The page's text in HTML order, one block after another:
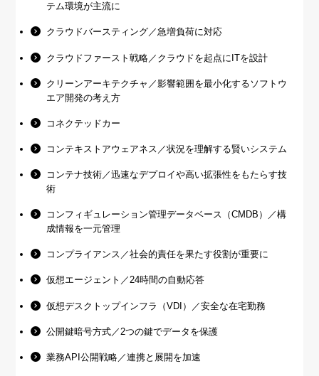
テム環境が主流に
クラウドバースティング／急増負荷に対応
クラウドファースト戦略／クラウドを起点にITを設計
クリーンアーキテクチャ／影響範囲を最小化するソフトウ
エア開発の考え方
コネクテッドカー
コンテキストアウェアネス／状況を理解する賢いシステム
コンテナ技術／迅速なデプロイや高い拡張性をもたらす技
術
コンフィギュレーション管理データベース（CMDB）／構
成情報を一元管理
コンプライアンス／社会的責任を果たす役割が重要に
仮想エージェント／24時間の自動応答
仮想デスクトップインフラ（VDI）／安全な在宅勤務
公開鍵暗号方式／2つの鍵でデータを保護
業務API公開戦略／連携と展開を加速